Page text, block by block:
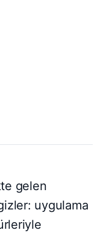
gelen
uygulama